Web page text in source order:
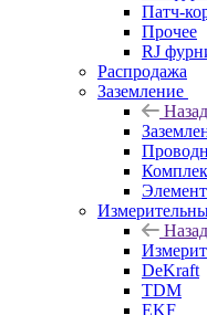
Патч-
Прочее
RJ
Распродажа
Заземление
Назад
Назад
DeKraft
TDM
EKF